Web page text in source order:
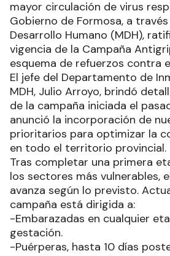
mayor circulación de virus
Gobierno de Formosa, a
Desarrollo Humano (MDH),
vigencia de la Campaña
esquema de refuerzos contra
El jefe del Departamento de
MDH, Julio Arroyo, brindó
de la campaña iniciada el
anunció la incorporación de
prioritarios para optimizar la
en todo el territorio provincial.
Tras completar una primera
los sectores más vulnerables,
avanza según lo previsto.
campaña está dirigida a:
-Embarazadas en cualquier
gestación.
-Puérperas, hasta 10 días